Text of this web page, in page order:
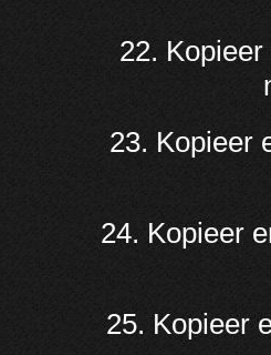
22.
23. Kopieer
24. Kopieer
25. Kopieer